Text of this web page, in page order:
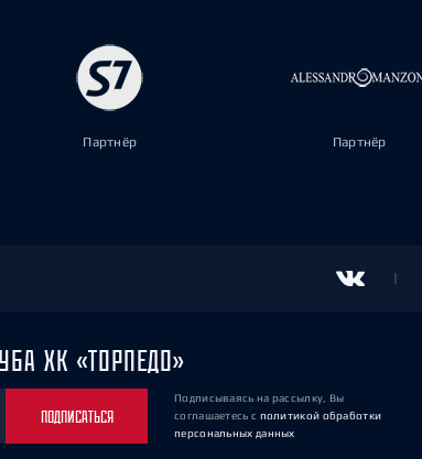
Партнёр Партнёр
ХК «ТОРПЕДО»
ПОДПИСАТЬСЯ
Подписываясь на рассылку, Вы
соглашаетесь с политикой обработки
персональных данных